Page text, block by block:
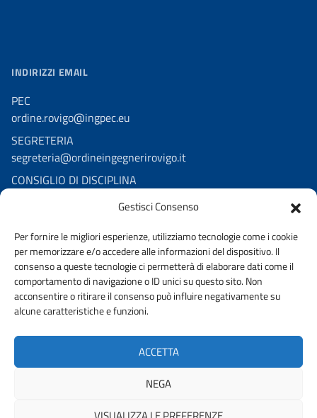
Gestisci Consenso
Per fornire le migliori esperienze, utilizziamo tecnologie come i cookie
per memorizzare e/o accedere alle informazioni del dispositivo. Il
consenso a queste tecnologie ci permetterà di elaborare dati come il
comportamento di navigazione o ID unici su questo sito. Non
acconsentire o ritirare il consenso può influire negativamente su
alcune caratteristiche e funzioni.
ACCETTA
NEGA
INDIRIZZI EMAIL
PEC
ordine.rovigo@ingpec.eu
SEGRETERIA
segreteria@ordineingegnerirovigo.it
CONSIGLIO DI DISCIPLINA
consigliodisciplina.ro@pec.it
AMMINISTRAZIONE TRASPARENTE PRIVACY POLICY
Dichiarazione di accessibilità